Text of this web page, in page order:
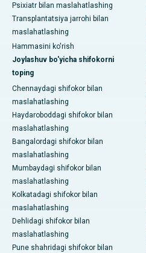
Psixiatr bilan maslahatlashing
Transplantatsiya jarrohi bilan
maslahatlashing
Hammasini ko'rish
Joylashuv bo'yicha shifokorni
toping
Chennaydagi shifokor bilan
maslahatlashing
Haydaroboddagi shifokor bilan
maslahatlashing
Bangalordagi shifokor bilan
maslahatlashing
Mumbaydagi shifokor bilan
maslahatlashing
Kolkatadagi shifokor bilan
maslahatlashing
Dehlidagi shifokor bilan
maslahatlashing
Pune shahridagi shifokor bilan